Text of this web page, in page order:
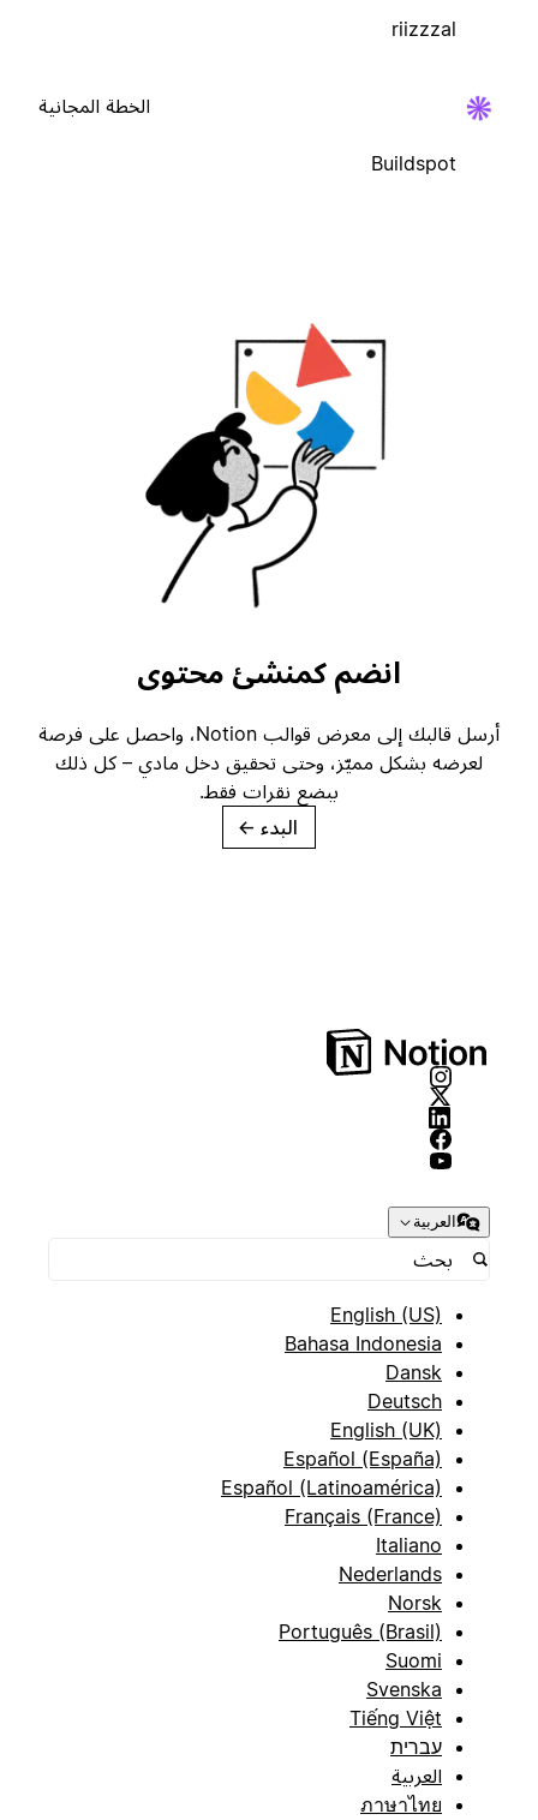
riizzzal
Buildspot
الخطة المجانية
انضم كمنشئ محتوى
أرسل قالبك إلى معرض قوالب Notion، واحصل على فرصة
لعرضه بشكل مميّز، وحتى تحقيق دخل مادي – كل ذلك
ببضع نقرات فقط.
→
العربية
English (US)
Bahasa Indonesia
Dansk
Deutsch
English (UK)
Español (España)
Español (Latinoamérica)
Français (France)
Italiano
Nederlands
Norsk
Português (Brasil)
Suomi
Svenska
Tiếng Việt
עברית
العربية
ภาษาไทย